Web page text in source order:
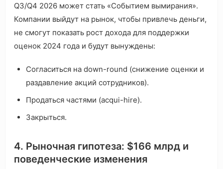
Q3/Q4 2026 может стать «Событием вымирания».
Компании выйдут на рынок, чтобы привлечь деньги,
не смогут показать рост дохода для поддержки
оценок 2024 года и будут вынуждены:
Согласиться на down-round (снижение оценки и
раздавление акций сотрудников).
Продаться частями (acqui-hire).
Закрыться.
4. Рыночная гипотеза: $166 млрд и
поведенческие изменения